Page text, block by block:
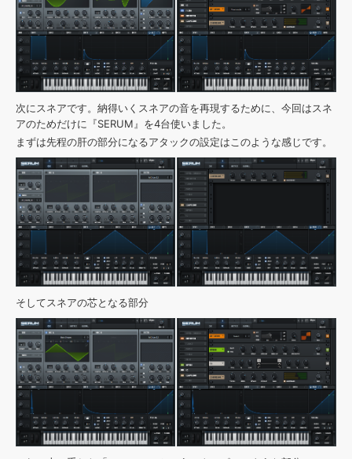
次にスネアです。納得いくスネアの音を再現するために、今回はスネ
アのためだけに『SERUM』を4台使いました。
まずは先程の肝の部分になるアタックの設定はこのような感じです。
そしてスネアの芯となる部分